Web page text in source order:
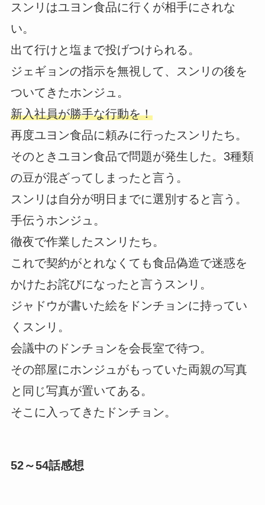
スンリはユヨン食品に行くが相手にされな
い。
出て行けと塩まで投げつけられる。
ジェギョンの指示を無視して、スンリの後を
ついてきたホンジュ。
新入社員が勝手な行動を！
再度ユヨン食品に頼みに行ったスンリたち。
そのときユヨン食品で問題が発生した。3種類
の豆が混ざってしまったと言う。
スンリは自分が明日までに選別すると言う。
手伝うホンジュ。
徹夜で作業したスンリたち。
これで契約がとれなくても食品偽造で迷惑を
かけたお詫びになったと言うスンリ。
ジャドウが書いた絵をドンチョンに持ってい
くスンリ。
会議中のドンチョンを会長室で待つ。
その部屋にホンジュがもっていた両親の写真
と同じ写真が置いてある。
そこに入ってきたドンチョン。
52～54話感想